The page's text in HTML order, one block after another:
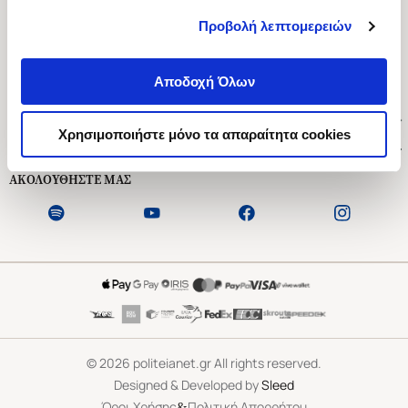
Προβολή λεπτομερειών
Αποδοχή Όλων
Χρησιμοποιήστε μόνο τα απαραίτητα cookies
Ασκληπιού 1-3, Αθήνα 106 79
Δευτέρα - Παρασκευή 09:00-21:00
Εξυπηρέτηση Πελατών
ΑΚΟΛΟΥΘΗΣΤΕ ΜΑΣ
©2026 politeianet.gr All rights reserved.
Designed & Developed bySleed